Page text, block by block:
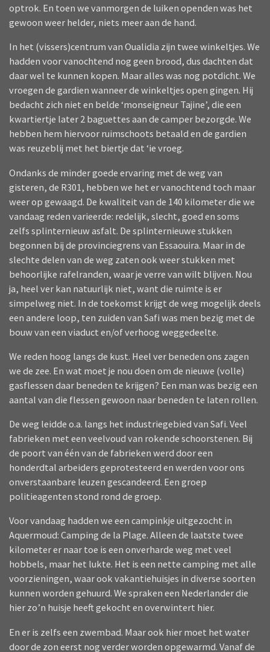
optrok. En toen we vanmorgen de luiken openden was het
gewoon weer helder, niets meer aan de hand.
In het (vissers)centrum van Oualidia zijn twee winkeltjes. We
hadden voor vanochtend nog geen brood, dus dachten dat
daar wel te kunnen kopen. Maar alles was nog potdicht. We
vroegen de gardien wanneer de winkeltjes open gingen. Hij
bedacht zich niet en belde ‘monseigneur Tajine’, die een
kwartiertje later 2 baguettes aan de camper bezorgde. We
hebben hem hiervoor ruimschoots betaald en de gardien
was reuzeblij met het biertje dat ‘ie vroeg.
Ondanks de minder goede ervaring met de weg van
gisteren, de R301, hebben we het er vanochtend toch maar
weer op gewaagd. De kwaliteit van de 140 kilometer die we
vandaag reden varieerde: redelijk, slecht, goed en soms
zelfs splinternieuw asfalt. De splinternieuwe stukken
begonnen bij de provinciegrens van Essaouira. Maar in de
slechte delen van de weg zaten ook weer stukken met
behoorlijke rafelranden, waar je verre van wilt blijven. Nou
ja, heel ver kan natuurlijk niet, want die ruimte is er
simpelweg niet. In de toekomst krijgt de weg mogelijk deels
een andere loop, ten zuiden van Safi was men bezig met de
bouw van een viaduct en/of verhoog weggedeelte.
We reden hoog langs de kust. Heel ver beneden ons zagen
we de zee. En wat moet je nou doen om de nieuwe (volle)
gasflessen daar beneden te krijgen? Een man was bezig een
aantal van die flessen gewoon naar beneden te laten rollen.
De weg leidde o.a. langs het industriegebied van Safi. Veel
fabrieken met een veelvoud van rokende schoorstenen. Bij
de poort van één van de fabrieken werd door een
honderdtal arbeiders geprotesteerd en werden voor ons
onverstaanbare leuzen gescandeerd. Een groep
politieagenten stond rond de groep.
Voor vandaag hadden we een campinkje uitgezocht in
Aquermoud: Camping de la Plage. Alleen de laatste twee
kilometer er naar toe is een onverharde weg met veel
hobbels, maar het lukte. Het is een nette camping met alle
voorzieningen, waar ook vakantiehuisjes in diverse soorten
kunnen worden gehuurd. We spraken een Nederlander die
hier zo’n huisje heeft gekocht en overwintert hier.
En er is zelfs een zwembad. Maar ook hier moet het water
door de zon eerst nog verder worden opgewarmd. Vanaf de